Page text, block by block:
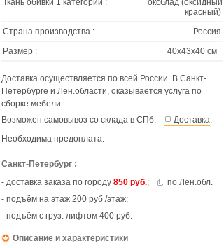
Ткань обивки 1 категории :
оксблад (оксидный
красный)
Страна производства :
Россия
Размер :
40х43х40 см
Доставка осуществляется по всей России. В Санкт-
Петербурге и Лен.области, оказывается услуга по
сборке мебели.
Возможен самовывоз со склада в СПб.
Доставка.
Необходима предоплата.
Санкт-Петербург :
- доставка заказа по городу 850 руб.;
по Лен.обл.
- подъём на этаж 200 руб./этаж;
- подъём с груз. лифтом 400 руб.
Описание и характеристики